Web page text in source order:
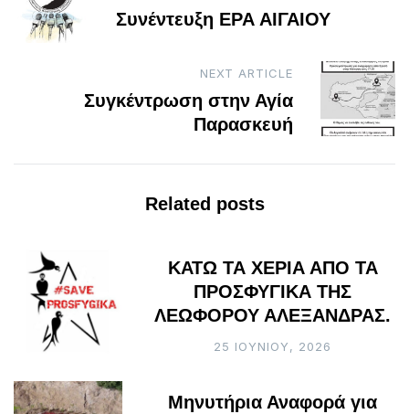
navigationΣυνέντευξη ΕΡΑ ΑΙΓΑΙΟΥ
NEXT ARTICLE
Συγκέντρωση στην Αγία
Παρασκευή
Related posts
ΚΑΤΩ ΤΑ ΧΕΡΙΑ ΑΠΟ ΤΑ
ΠΡΟΣΦΥΓΙΚΑ ΤΗΣ
ΛΕΩΦΟΡΟΥ ΑΛΕΞΑΝΔΡΑΣ.
25 ΙΟΥΝΊΟΥ, 2026
Μηνυτήρια Αναφορά για